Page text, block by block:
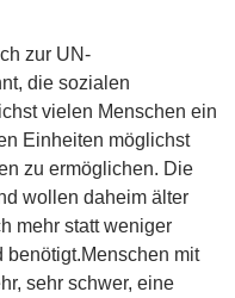
zur UN-
die sozialen
vielen Menschen ein
Einheiten möglichst
zu ermöglichen. Die
wollen daheim älter
mehr statt weniger
benötigt.Menschen mit
sehr schwer, eine